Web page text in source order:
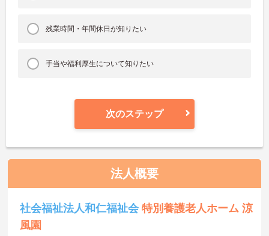
残業時間・年間休日が知りたい
手当や福利厚生について知りたい
次のステップ
法人概要
社会福祉法人和仁福祉会特別養護老人ホーム 涼
風園